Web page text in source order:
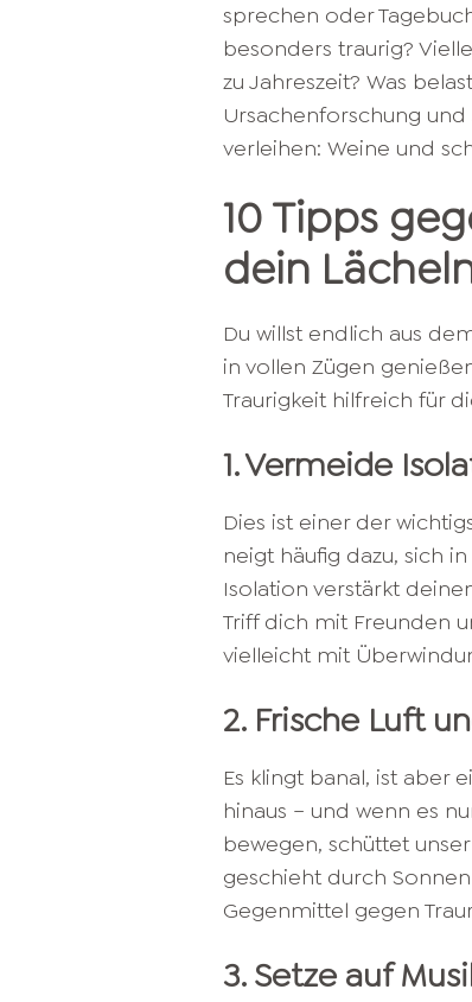
sprechen oder
besonders traurig?
zu Jahreszeit? Was
Ursachenforschung
verleihen: Weine und
10 Tipps
dein
Du willst endlich aus
in vollen Zügen
Traurigkeit hilfreich für
1. Vermeide
Dies ist einer der
neigt häufig dazu, sich
Isolation verstärkt
Triff dich mit Freunden
vielleicht mit
2. Frische Luft
Es klingt banal, ist aber
hinaus – und wenn es
bewegen, schüttet
geschieht durch
Gegenmittel gegen
3. Setze auf